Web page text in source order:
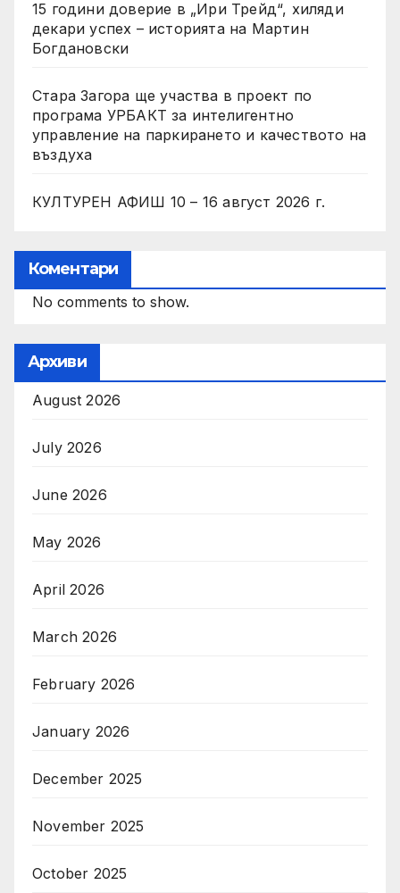
15 години доверие в „Ири Трейд“, хиляди
декари успех – историята на Мартин
Богдановски
Стара Загора ще участва в проект по
програма УРБАКТ за интелигентно
управление на паркирането и качеството на
въздуха
КУЛТУРЕН АФИШ 10 – 16 август 2026 г.
Коментари
No comments to show.
Архиви
August 2026
July 2026
June 2026
May 2026
April 2026
March 2026
February 2026
January 2026
December 2025
November 2025
October 2025